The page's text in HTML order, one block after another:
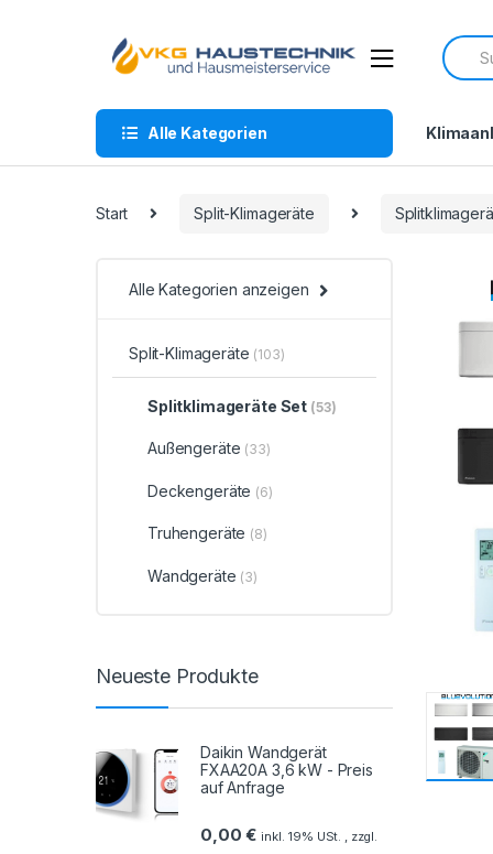
for:
Alle Kategorien
Start Split-Klimageräte
Alle Kategorien anzeigen
Split-Klimageräte (103)
Splitklimageräte Set (53)
Außengeräte (33)
Deckengeräte (6)
Truhengeräte (8)
Wandgeräte (3)
Neueste Produkte
Daikin Wandgerät
FXAA20A 3,6 kW - Preis
auf Anfrage
0,00€ inkl. 19% USt. , zzgl.